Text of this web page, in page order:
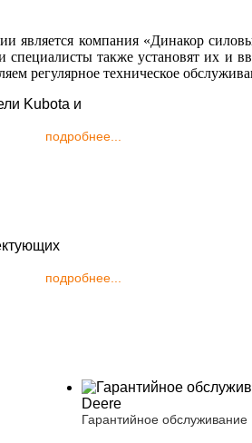
является компания «Динакор
специалисты также установят их и
регулярное техническое
подробнее...
подробнее...
Гарантийное обслуживание